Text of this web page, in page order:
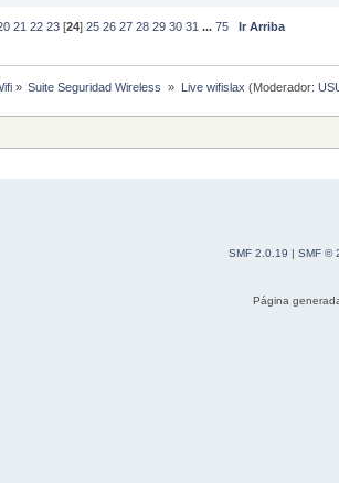
21 22 23 [24]25 26 27 28 29 30 31 ...75 Ir Arriba
» Suite Seguridad Wireless » Live wifislax (Moderador:
SMF 2.0.19 | SMF ©
Página